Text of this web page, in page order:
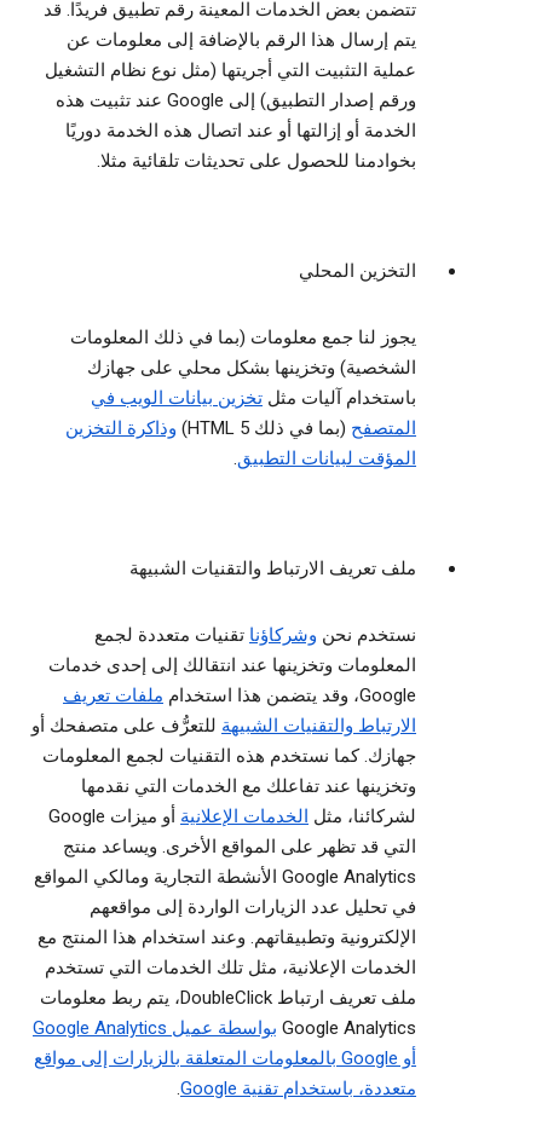
تتضمن بعض الخدمات المعينة رقم تطبيق فريدًا. قد
يتم إرسال هذا الرقم بالإضافة إلى معلومات عن
عملية التثبيت التي أجريتها (مثل نوع نظام التشغيل
ورقم إصدار التطبيق) إلى Google عند تثبيت هذه
الخدمة أو إزالتها أو عند اتصال هذه الخدمة دوريًا
بخوادمنا للحصول على تحديثات تلقائية مثلا.
التخزين المحلي
يجوز لنا جمع معلومات (بما في ذلك المعلومات
الشخصية) وتخزينها بشكل محلي على جهازك
باستخدام آليات مثل تخزين بيانات الويب في
المتصفح (بما في ذلك HTML 5)
وذاكرة التخزين
المؤقت لبيانات التطبيق.
ملف تعريف الارتباط والتقنيات الشبيهة
نستخدم نحن وشركاؤنا تقنيات متعددة لجمع
المعلومات وتخزينها عند انتقالك إلى إحدى خدمات
Google، وقد يتضمن هذا استخدام
ملفات تعريف
الارتباط والتقنيات الشبيهة للتعرُّف على متصفحك أو
جهازك. كما نستخدم هذه التقنيات لجمع المعلومات
وتخزينها عند تفاعلك مع الخدمات التي نقدمها
لشركائنا، مثل الخدمات الإعلانية
أو ميزات Google
التي قد تظهر على المواقع الأخرى. ويساعد منتج
Google Analytics الأنشطة التجارية ومالكي المواقع
في تحليل عدد الزيارات الواردة إلى مواقعهم
الإلكترونية وتطبيقاتهم. وعند استخدام هذا المنتج مع
الخدمات الإعلانية، مثل تلك الخدمات التي تستخدم
ملف تعريف ارتباط DoubleClick، يتم ربط معلومات
Google Analytics
بواسطة عميل Google Analytics
أو Google بالمعلومات المتعلقة بالزيارات إلى مواقع
متعددة، باستخدام تقنية Google
.